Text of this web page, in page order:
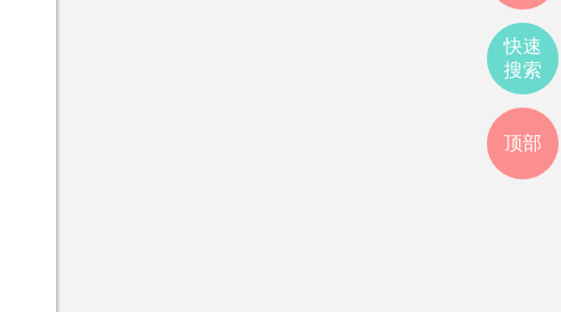
快速
搜索
顶部